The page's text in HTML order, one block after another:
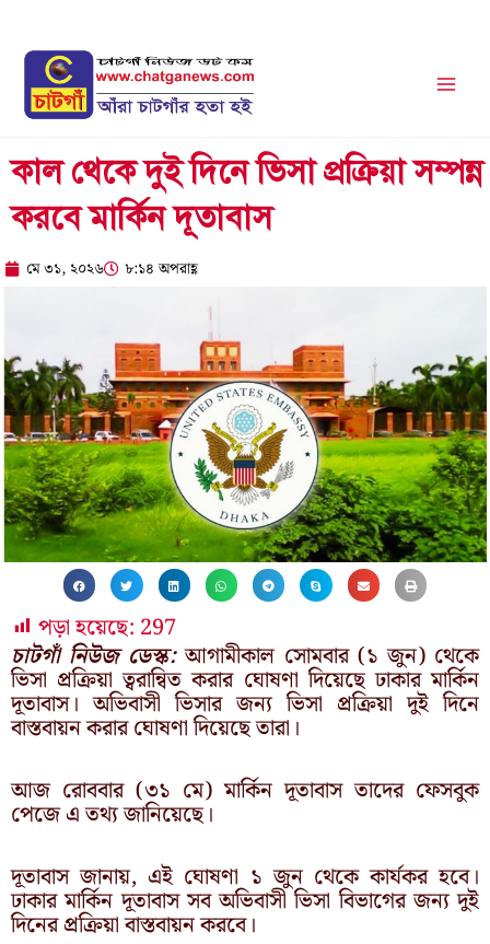
content
কাল থেকে দুই দিনে ভিসা প্রক্রিয়া সম্পন্ন
করবে মার্কিন দূতাবাস
মে ৩১, ২০২৬ ৮:১৪ অপরাহ্ণ
পড়া হয়েছে: 297
চাটগাঁ নিউজ ডেস্ক:আগামীকাল সোমবার (১ জুন) থেকে
ভিসা প্রক্রিয়া ত্বরান্বিত করার ঘোষণা দিয়েছে ঢাকার মার্কিন
দূতাবাস। অভিবাসী ভিসার জন্য ভিসা প্রক্রিয়া দুই দিনে
বাস্তবায়ন করার ঘোষণা দিয়েছে তারা।
আজ রোববার (৩১ মে) মার্কিন দূতাবাস তাদের ফেসবুক
পেজে এ তথ্য জানিয়েছে।
দূতাবাস জানায়, এই ঘোষণা ১ জুন থেকে কার্যকর হবে।
ঢাকার মার্কিন দূতাবাস সব অভিবাসী ভিসা বিভাগের জন্য দুই
দিনের প্রক্রিয়া বাস্তবায়ন করবে।